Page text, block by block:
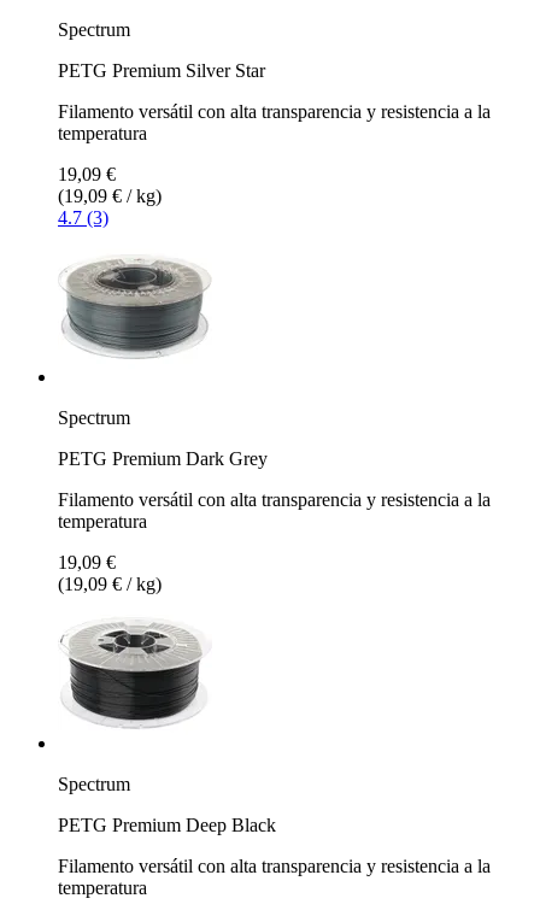
Spectrum
PETG Premium Silver Star
Filamento versátil con alta transparencia y resistencia a la
temperatura
19,09 €
(19,09 € / kg)
4.7 (3)
Spectrum
PETG Premium Dark Grey
Filamento versátil con alta transparencia y resistencia a la
temperatura
19,09 €
(19,09 € / kg)
Spectrum
PETG Premium Deep Black
Filamento versátil con alta transparencia y resistencia a la
temperatura